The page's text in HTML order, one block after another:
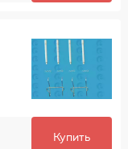
Купить